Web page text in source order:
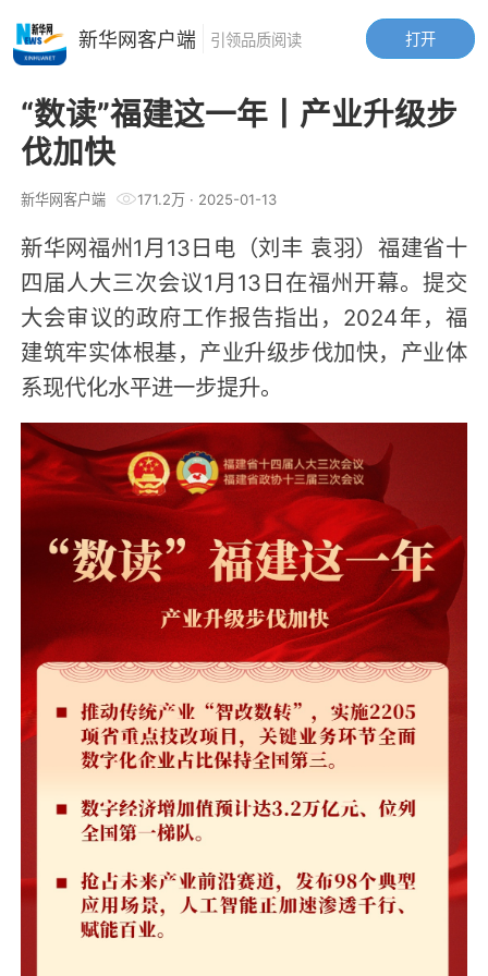
“数读”福建这一年丨产业升级步
伐加快
新华网客户端 171.2万· 2025-01-13
新华网福州1月13日电（刘丰 袁羽）福建省十
四届人大三次会议1月13日在福州开幕。提交
大会审议的政府工作报告指出，2024年，福
建筑牢实体根基，产业升级步伐加快，产业体
系现代化水平进一步提升。
打开
新华网客户端 引领品质阅读